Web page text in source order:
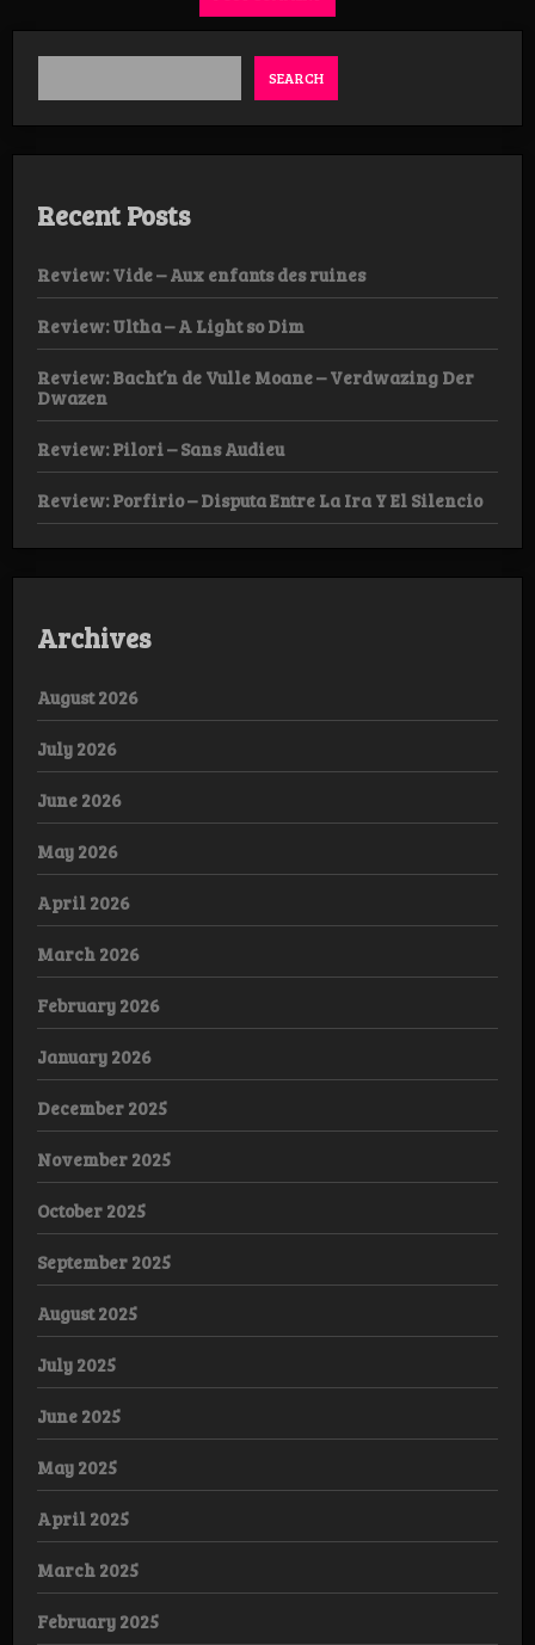
SEARCH
Recent Posts
Review: Vide – Aux enfants des ruines
Review: Ultha – A Light so Dim
Review: Bacht’n de Vulle Moane – Verdwazing Der
Dwazen
Review: Pilori – Sans Audieu
Review: Porfirio – Disputa Entre La Ira Y El Silencio
Archives
August 2026
July 2026
June 2026
May 2026
April 2026
March 2026
February 2026
January 2026
December 2025
November 2025
October 2025
September 2025
August 2025
July 2025
June 2025
May 2025
April 2025
March 2025
February 2025